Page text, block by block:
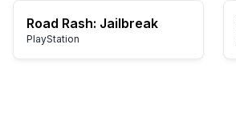
Road Rash: Jailbreak
PlayStation